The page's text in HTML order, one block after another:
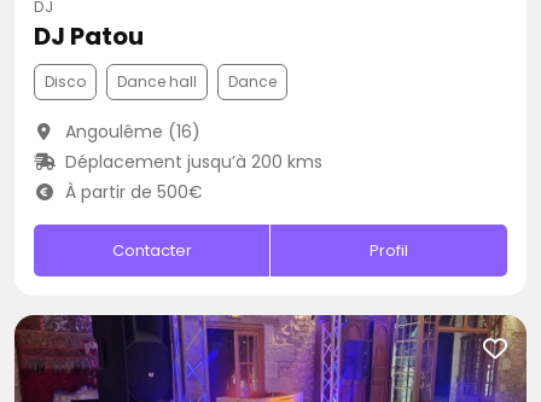
DJ
DJ Patou
Disco Dance hall Dance
Angoulême (16)
Déplacement jusqu’à 200 kms
À partir de 500€
Contacter Profil